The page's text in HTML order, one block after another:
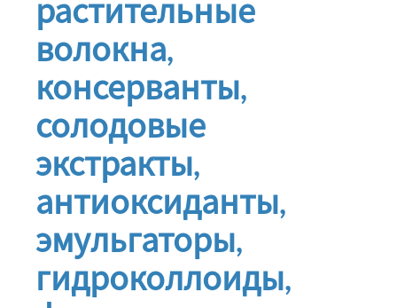
растительные
волокна,
консерванты,
солодовые
экстракты,
антиоксиданты,
эмульгаторы,
гидроколлоиды,